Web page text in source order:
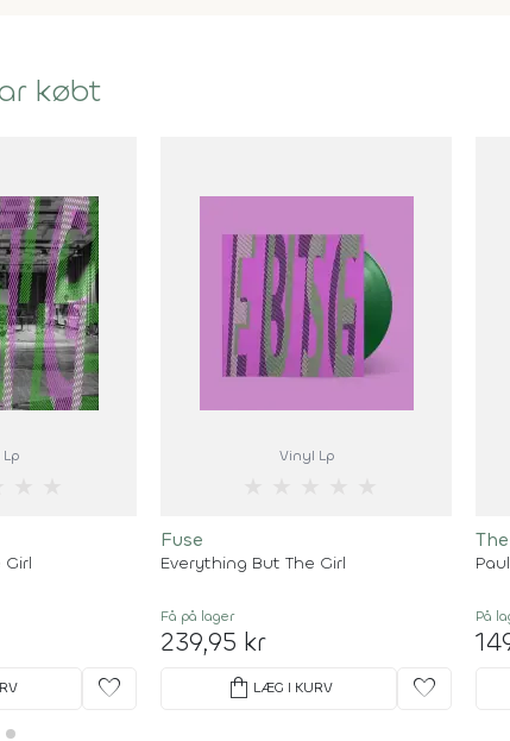
købt
favorite
Vinyl Lp
Fuse
Everything But The Girl
Få på lager
239,95 kr
shopping_bag LÆG I KURV favorite
På